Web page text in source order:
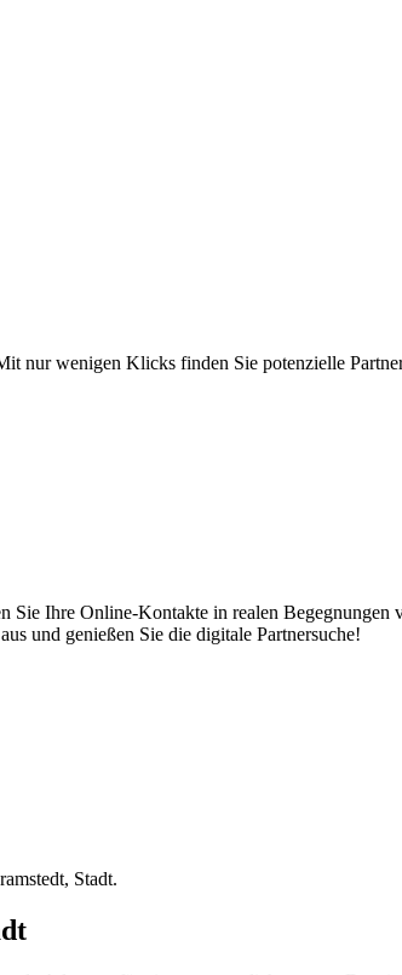
nur wenigen Klicks finden Sie potenzielle
Ihre Online-Kontakte in realen
und genießen Sie die digitale Partnersuche!
Stadt.